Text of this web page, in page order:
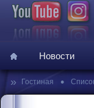
Новости
» Гостиная •